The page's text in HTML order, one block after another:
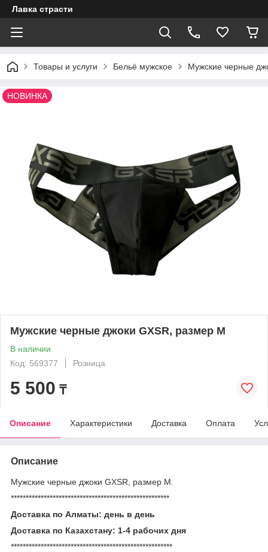
Лавка страсти
Товары и услуги Бельё мужское Мужские черные
НОВИНКА
Мужские черные джоки GXSR, размер M
В наличии
Код: 569377
Розница
5 500 ₸
Описание Характеристики Доставка Оплата
Описание
Мужские черные джоки GXSR, размер M.
*****************************************************
Доставка по Алматы: день в день
Доставка по Казахстану: 1-4 рабочих дня
******************************************************